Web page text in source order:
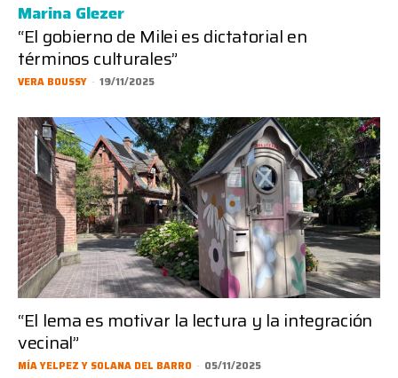
Marina Glezer
“El gobierno de Milei es dictatorial en
términos culturales”
VERA BOUSSY - 19/11/2025
“El lema es motivar la lectura y la integración
vecinal”
MÍA YELPEZ Y SOLANA DEL BARRO - 05/11/2025